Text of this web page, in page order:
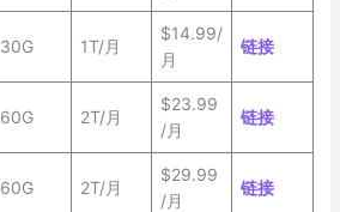
30G 1T/月
$14.99/
月
链接
60G 2T/月
$23.99
/月
链接
60G 2T/月
$29.99
/月
链接